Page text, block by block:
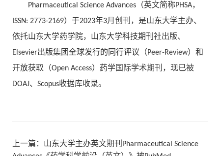
Pharmaceutical Science Advances（英文简称PHSA，
ISSN: 2773-2169）于2023年3月创刊，是山东大学主办、
依托山东大学药学院，山东大学科技期刊社出版、
Elsevier出版集团全球发行的同行评议（Peer-Review）和
开放获取（Open Access）药学国际学术期刊，现已被
DOAJ、Scopus收据库收录。
上一篇：
山东大学主办英文期刊Pharmaceutical Science